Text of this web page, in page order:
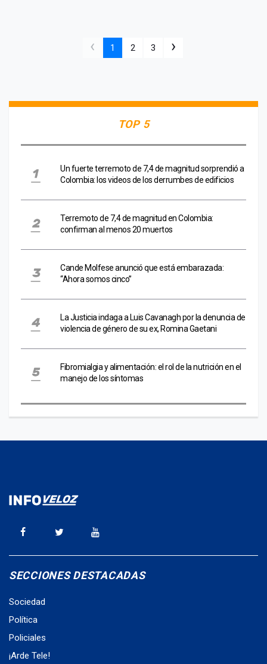
‹ 1 2 3 ›
TOP 5
Un fuerte terremoto de 7,4 de magnitud sorprendió a
Colombia: los videos de los derrumbes de edificios
Terremoto de 7,4 de magnitud en Colombia:
confirman al menos 20 muertos
Cande Molfese anunció que está embarazada:
“Ahora somos cinco”
La Justicia indaga a Luis Cavanagh por la denuncia de
violencia de género de su ex, Romina Gaetani
Fibromialgia y alimentación: el rol de la nutrición en el
manejo de los síntomas
SECCIONES DESTACADAS
Sociedad
Política
Policiales
¡Arde Tele!